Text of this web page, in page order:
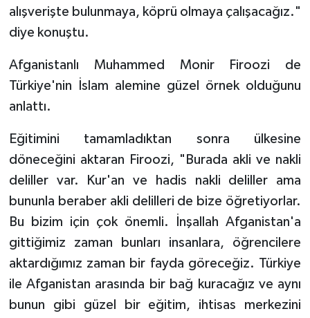
alışverişte bulunmaya, köprü olmaya çalışacağız."
diye konuştu.
Afganistanlı Muhammed Monir Firoozi de
Türkiye'nin İslam alemine güzel örnek olduğunu
anlattı.
Eğitimini tamamladıktan sonra ülkesine
döneceğini aktaran Firoozi, "Burada akli ve nakli
deliller var. Kur'an ve hadis nakli deliller ama
bununla beraber akli delilleri de bize öğretiyorlar.
Bu bizim için çok önemli. İnşallah Afganistan'a
gittiğimiz zaman bunları insanlara, öğrencilere
aktardığımız zaman bir fayda göreceğiz. Türkiye
ile Afganistan arasında bir bağ kuracağız ve aynı
bunun gibi güzel bir eğitim, ihtisas merkezini
Siirt Müftülüğü
Sinop Müftülüğü
Sivas Müftülüğü
Şanlıurfa Müftülüğü
Şırnak Müftülüğü
Tokat Müftülüğü
Trabzon Müftülüğü